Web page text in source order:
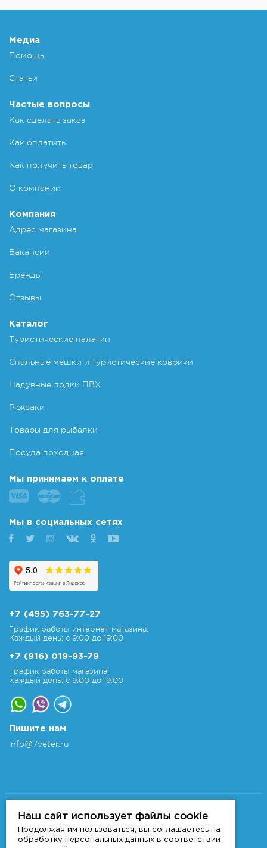
Медиа
Помощь
Статьи
Частые вопросы
Как сделать заказ
Как оплатить
Как получить товар
О компании
Компания
Адрес магазина
Вакансии
Бренды
Отзывы
Каталог
Туристические палатки
Спальные мешки и туристические коврики
Надувные лодки ПВХ
Рюкзаки
Товары для рыбалки
Посуда походная
Мы принимаем к оплате
Мы в социальных сетях
+7 (495) 763-77-27
График работы интернет-магазина:
Каждый день: с 9:00 до 19:00
+7 (916) 019-93-79
График работы магазина:
Каждый день: с 9:00 до 19:00
Пишите нам
info@7veter.ru
Интернет-магазин "На Семи Ветрах". Все права
Информация не является публичной офертой, которая
Наш сайт использует файлы cookie
Продолжая им пользоваться, вы соглашаетесь на
обработку персональных данных в соответствии